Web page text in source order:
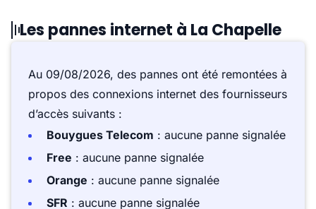
Les pannes internet à La Chapelle
Au 09/08/2026, des pannes ont été remontées à
propos des connexions internet des fournisseurs
d’accès suivants :
Bouygues Telecom : aucune panne signalée
Free : aucune panne signalée
Orange : aucune panne signalée
SFR : aucune panne signalée